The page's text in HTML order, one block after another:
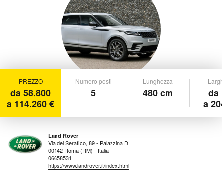
PREZZO
da 58.800
a 114.260 €
Numero posti
5
Lunghezza
480 cm
da
a
Land Rover
Via del Serafico, 89 - Palazzina D
00142 Roma (RM) - Italia
06658531
https://www.landrover.it/index.html